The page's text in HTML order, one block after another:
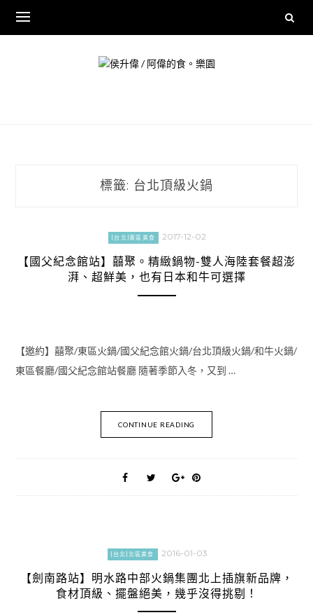
content
標籤: 台北頂級火鍋
[台北]東區美食 2017-12-02
【國父紀念館站】囍聚。精緻鍋物-雙人海陸套餐超澎
湃、超鮮美，也有日本和牛可選擇
【邀約】囍聚/東區火鍋/國父紀念館火鍋/台北頂級火鍋/和牛火鍋/
東區餐廳/國父紀念館站餐廳 隨著季節入冬，又到 …
CONTINUE READING
[台北]北區美食 2016-01-03
【劍南路站】明水路中部火鍋集團北上插旗新品牌，
食材頂級、擺盤絕美，幾乎沒得挑剔！